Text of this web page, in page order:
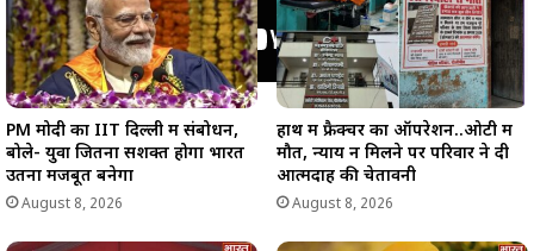
PM मोदी का IIT दिल्ली में संबोधन,
बोले- युवा जितना सशक्त होगा भारत
उतना मजबूत बनेगा
August 8, 2026
हाथ में फ्रैक्चर का ऑपरेशन..ओटी में
मौत, न्याय न मिलने पर परिवार ने दी
आत्मदाह की चेतावनी
August 8, 2026